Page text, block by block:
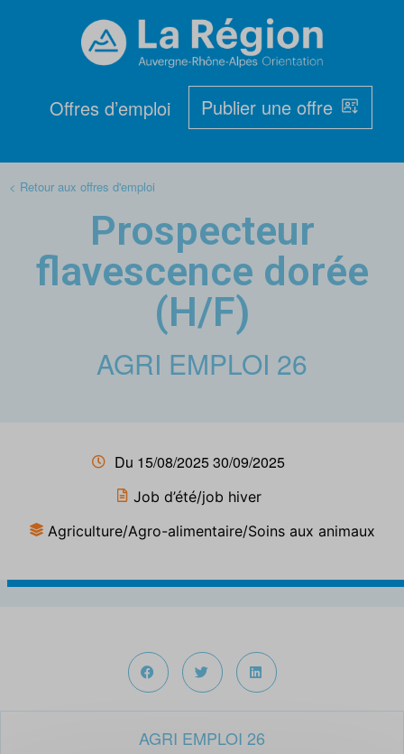
Offres d’emploi Publier une offre
< Retour aux offres d'emploi
Prospecteur
flavescence dorée
(H/F)
AGRI EMPLOI 26
Du 15/08/2025 30/09/2025
Job d’été/job hiver
Agriculture/Agro-alimentaire/Soins aux animaux
AGRI EMPLOI 26